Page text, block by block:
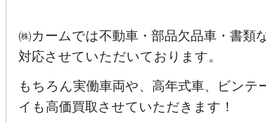
㈱カームでは不動車・部品欠品車・書類
対応させていただいております。
もちろん実働車両や、高年式車、ビンテ
イも高価買取させていただきます！